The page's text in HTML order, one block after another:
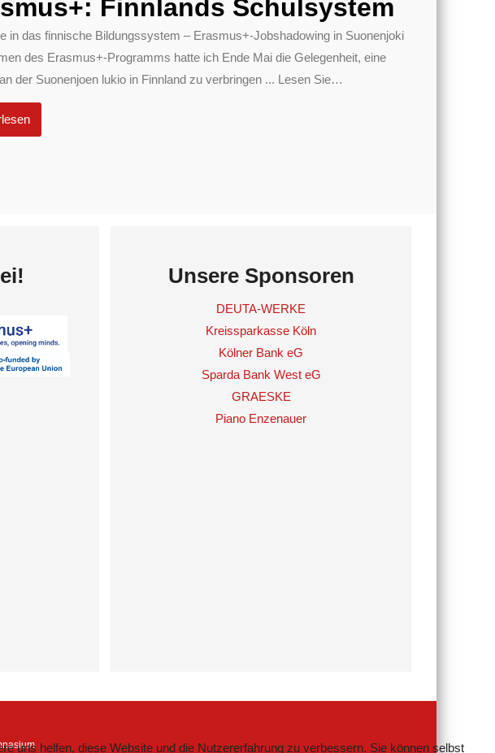
Finnlands Schulsystem
in das finnische Bildungssystem – Erasmus+-Jobshadowing in Suonenjoki
des Erasmus+-Programms hatte ich Ende Mai die Gelegenheit, eine
der Suonenjoen lukio in Finnland zu verbringen ... Lesen Sie…
Unsere Sponsoren
DEUTA-WERKE
Kreissparkasse Köln
Kölner Bank eG
Sparda Bank West eG
GRAESKE
Piano Enzenauer
uns helfen, diese Website und die Nutzererfahrung zu verbessern. Sie können selbst